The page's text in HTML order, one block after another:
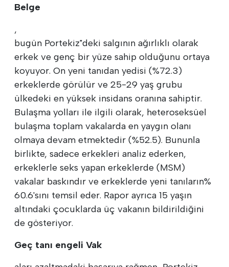
Belge
,
bugün Portekiz"deki salgının ağırlıklı olarak
erkek ve genç bir yüze sahip olduğunu ortaya
koyuyor. On yeni tanıdan yedisi (%72.3)
erkeklerde görülür ve 25-29 yaş grubu
ülkedeki en yüksek insidans oranına sahiptir.
Bulaşma yolları ile ilgili olarak, heteroseksüel
bulaşma toplam vakalarda en yaygın olanı
olmaya devam etmektedir (%52.5). Bununla
birlikte, sadece erkekleri analiz ederken,
erkeklerle seks yapan erkeklerde (MSM)
vakalar baskındır ve erkeklerde yeni tanıların%
60.6'sını temsil eder. Rapor ayrıca 15 yaşın
altındaki çocuklarda üç vakanın bildirildiğini
de gösteriyor.
Geç tanı engeli Vak